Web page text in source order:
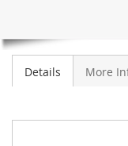
Details More